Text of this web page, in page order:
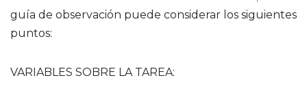
guía de observación puede considerar los siguientes
puntos:
VARIABLES SOBRE LA TAREA: